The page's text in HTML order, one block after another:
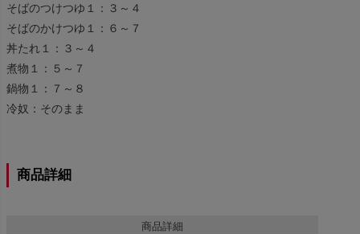
そばのつけつゆ１：３～４
そばのかけつゆ１：６～７
丼たれ１：３～４
煮物１：５～７
鍋物１：７～８
冷奴：そのまま
商品詳細
商品詳細